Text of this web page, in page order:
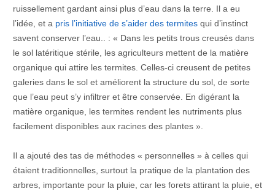
ruissellement gardant ainsi plus d’eau dans la terre. Il a eu
l’idée, et a pris l’initiative de s’aider des termites qui d’instinct
savent conserver l’eau.. : « Dans les petits trous creusés dans
le sol latéritique stérile, les agriculteurs mettent de la matière
organique qui attire les termites. Celles-ci creusent de petites
galeries dans le sol et améliorent la structure du sol, de sorte
que l’eau peut s’y infiltrer et être conservée. En digérant la
matière organique, les termites rendent les nutriments plus
facilement disponibles aux racines des plantes ».
Il a ajouté des tas de méthodes « personnelles » à celles qui
étaient traditionnelles, surtout la pratique de la plantation des
arbres, importante pour la pluie, car les forets attirant la pluie, et